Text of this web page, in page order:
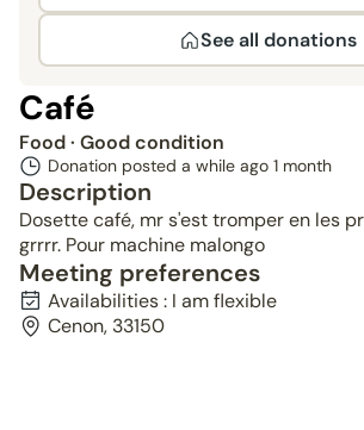
See all donations
Café
Food· Good condition
Donation posted a while ago 1 month
Description
Dosette café, mr s'est tromper en les
grrrr. Pour machine malongo
Meeting preferences
Availabilities : I am flexible
Cenon, 33150